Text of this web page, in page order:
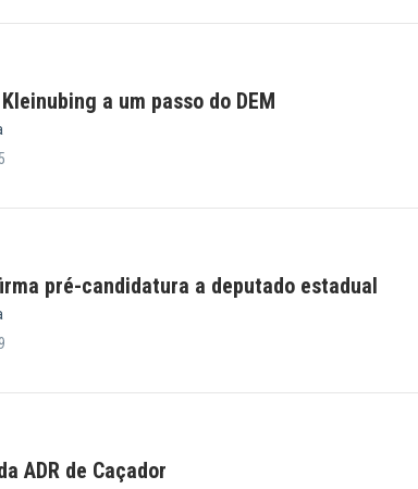
a um passo do DEM
pré-candidatura a deputado estadual
ADR de Caçador